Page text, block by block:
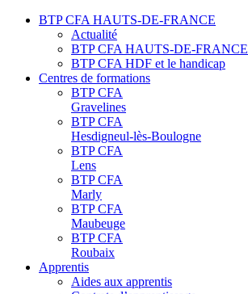
BTP CFA HAUTS-DE-FRANCE
Actualité
BTP CFA HAUTS-DE-FRANCE
BTP CFA HDF et le handicap
Centres de formations
BTP CFA
Gravelines
BTP CFA
Hesdigneul-lès-Boulogne
BTP CFA
Lens
BTP CFA
Marly
BTP CFA
Maubeuge
BTP CFA
Roubaix
Apprentis
Aides aux apprentis